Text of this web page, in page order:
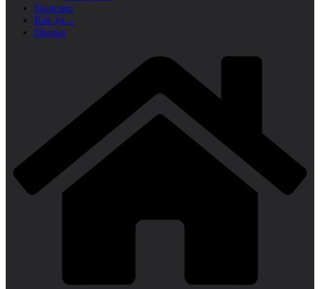
Полезно
Как да…
Промо